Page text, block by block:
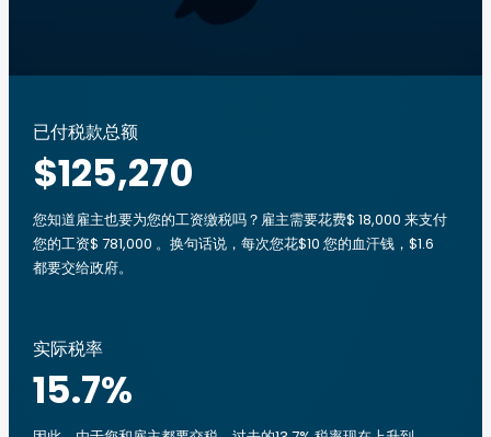
已付税款总额
$125,270
您知道雇主也要为您的工资缴税吗？雇主需要花费$ 18,000 来支付
您的工资$ 781,000 。换句话说，每次您花$10 您的血汗钱，$1.6
都要交给政府。
实际税率
15.7%